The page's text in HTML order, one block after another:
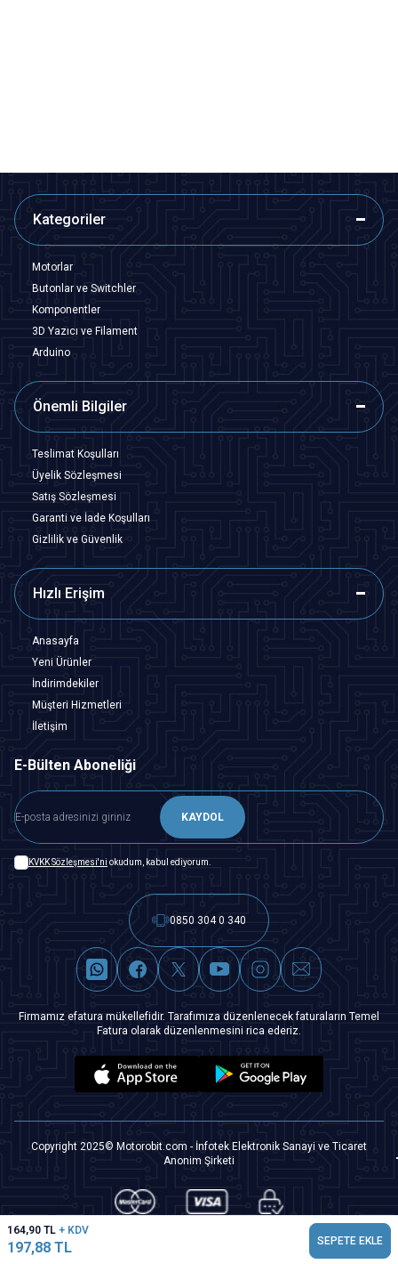
164,90 TL + KDV
197,88 TL SEPETE EKLE
Kategoriler
Motorlar
Butonlar ve Switchler
Komponentler
3D Yazıcı ve Filament
Arduino
Önemli Bilgiler
Teslimat Koşulları
Üyelik Sözleşmesi
Satış Sözleşmesi
Garanti ve İade Koşulları
Gizlilik ve Güvenlik
Hızlı Erişim
Anasayfa
Yeni Ürünler
İndirimdekiler
Müşteri Hizmetleri
İletişim
E-Bülten Aboneliği
KAYDOL
KVKK Sözleşmesi'ni okudum, kabul ediyorum.
0850 304 0 340
Firmamız efatura mükellefidir. Tarafımıza düzenlenecek faturaların Temel
Fatura olarak düzenlenmesini rica ederiz.
Copyright 2025© Motorobit.com - İnfotek Elektronik Sanayi ve Ticaret
Anonim Şirketi